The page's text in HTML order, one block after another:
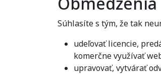
Súhlasíte s tým, že tak
udeľovať licencie,
komerčne využívať
upravovať, vytvárať